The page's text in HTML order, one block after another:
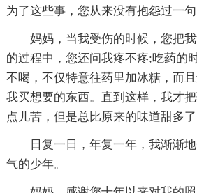
为了这些事，您从来没有抱怨过一句
妈妈，当我受伤的时候，您把
的过程中，您还问我疼不疼;吃药的
不喝，不仅特意往药里加冰糖，而
我买想要的东西。直到这样，我才
点儿苦，但是总比原来的味道甜多了
日复一日，年复一年，我渐渐
气的少年。